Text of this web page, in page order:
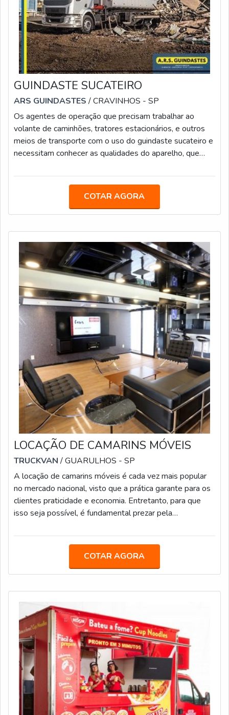
GUINDASTE SUCATEIRO
ARS GUINDASTES/ CRAVINHOS - SP
Os agentes de operação que precisam trabalhar ao
volante de caminhões, tratores estacionários, e outros
meios de transporte com o uso do guindaste sucateiro e
necessitam conhecer as qualidades do aparelho, que
deixar mais simples a tarefa de elevar e movimentar
organização de usinas de reciclagem.Características
importantes do guindaste Pode ser instalado em
COTAR AGORA
LOCAÇÃO DE CAMARINS MÓVEIS
TRUCKVAN/ GUARULHOS - SP
A locação de camarins móveis é cada vez mais popular
no mercado nacional, visto que a prática garante para os
clientes praticidade e economia. Entretanto, para que
isso seja possível, é fundamental prezar pela
nesse setor.Fundada em 1992, a Truckvan é a líder
com mais de 400 colaboradores e uma sede de 60 mil
m² na Rodovia Presidente Dutra, no bairro Bonsucesso,
COTAR AGORA